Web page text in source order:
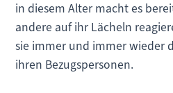
in diesem Alter macht es
andere auf ihr Lächeln
sie immer und immer wieder
ihren Bezugspersonen.